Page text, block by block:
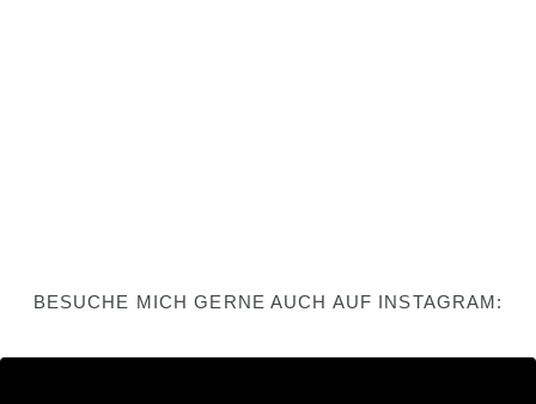
BESUCHE MICH GERNE AUCH AUF INSTAGRAM: